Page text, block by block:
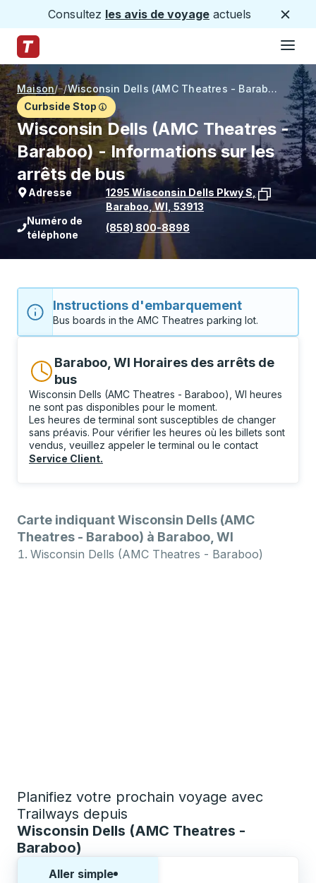
Consultez les avis de voyage actuels
Page d'accueil des sentiers
Maison/ /
Wisconsin Dells (AMC Theatres - Baraboo)
Curbside Stop
Wisconsin Dells (AMC Theatres -
Baraboo) - Informations sur les
arrêts de bus
Adresse 1295 Wisconsin Dells Pkwy S
Baraboo ,WI 53913
Voir l'emplacement de l'arrêt sur
Numéro de
téléphone
(858) 800-8898
Instructions d'embarquement
Bus boards in the AMC Theatres parking lot.
Baraboo, WI Horaires des arrêts de
bus
Wisconsin Dells (AMC Theatres - Baraboo), WI heures
ne sont pas disponibles pour le moment.
Les heures de terminal sont susceptibles de changer
sans préavis. Pour vérifier les heures où les billets sont
vendus, veuillez appeler le terminal ou le contact
Service Client.
Carte indiquant Wisconsin Dells (AMC
Theatres - Baraboo) à Baraboo, WI
Wisconsin Dells (AMC Theatres - Baraboo)
Planifiez votre prochain voyage avec
Trailways depuis
Wisconsin Dells (AMC Theatres -
Baraboo)
Aller simple